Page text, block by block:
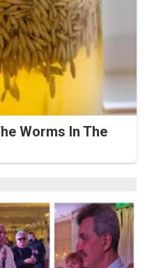
Worms In The